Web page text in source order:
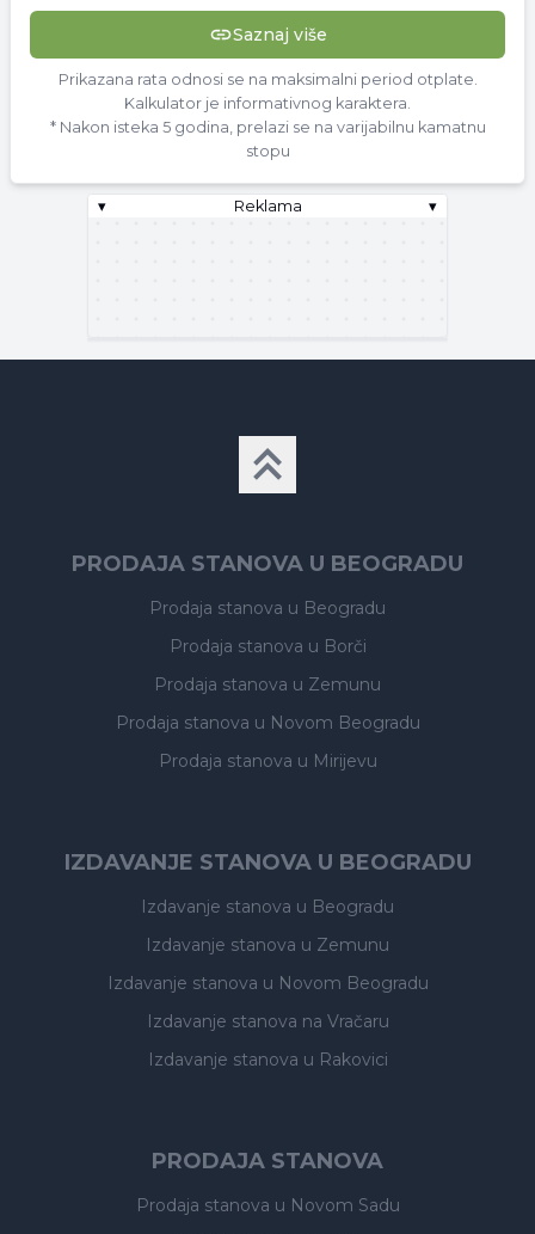
Saznaj više
Prikazana rata odnosi se na maksimalni period otplate.
Kalkulator je informativnog karaktera.
* Nakon isteka 5 godina, prelazi se na varijabilnu kamatnu
stopu
▾ Reklama ▾
▾ Reklama ▾
PRODAJA STANOVA U BEOGRADU
Prodaja stanova u Beogradu
Prodaja stanova u Borči
Prodaja stanova u Zemunu
Prodaja stanova u Novom Beogradu
Prodaja stanova u Mirijevu
IZDAVANJE STANOVA U BEOGRADU
Izdavanje stanova u Beogradu
Izdavanje stanova u Zemunu
Izdavanje stanova u Novom Beogradu
Izdavanje stanova na Vračaru
Izdavanje stanova u Rakovici
PRODAJA STANOVA
Prodaja stanova u Novom Sadu